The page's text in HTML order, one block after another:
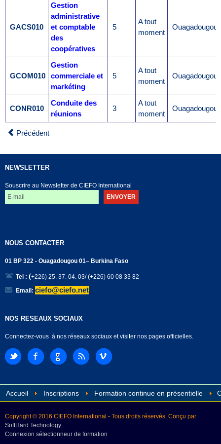
GACS010
Gestion
administrative
et comptable
des
coopératives
5
A tout
moment
Ouagadougou
GCOM010
Gestion
commerciale et
markéting
5
A tout
moment
Ouagadougou
CONR010
Conduite des
réunions
3
A tout
moment
Ouagadougou
Précédent
NEWSLETTER
Souscrire au Newsletter de CIEFO International
NOUS CONTACTER
01 BP 322 - Ouagadougou 01– Burkina Faso
Tel : (+226) 25. 37. 04. 03/ (+226) 60 08 33 82
Email: ciefo@ciefo.net
NOS RÉSEAUX SOCIAUX
Connectez-vous à nos réseaux sociaux et visiter nos pages officielles.
Accueil Inscriptions Formation continue en présentielle
Copyright © 2016 CIEFO International - Tous droits réservés. Conçu par
SoftHard Technology
Connexion sélectionneur de formation